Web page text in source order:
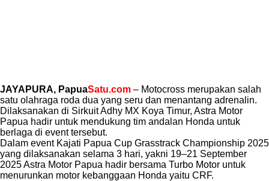
JAYAPURA, PapuaSatu.com – Motocross merupakan salah
satu olahraga roda dua yang seru dan menantang adrenalin.
Dilaksanakan di Sirkuit Adhy MX Koya Timur, Astra Motor
Papua hadir untuk mendukung tim andalan Honda untuk
berlaga di event tersebut.
Dalam event Kajati Papua Cup Grasstrack Championship 2025
yang dilaksanakan selama 3 hari, yakni 19–21 September
2025 Astra Motor Papua hadir bersama Turbo Motor untuk
menurunkan motor kebanggaan Honda yaitu CRF.